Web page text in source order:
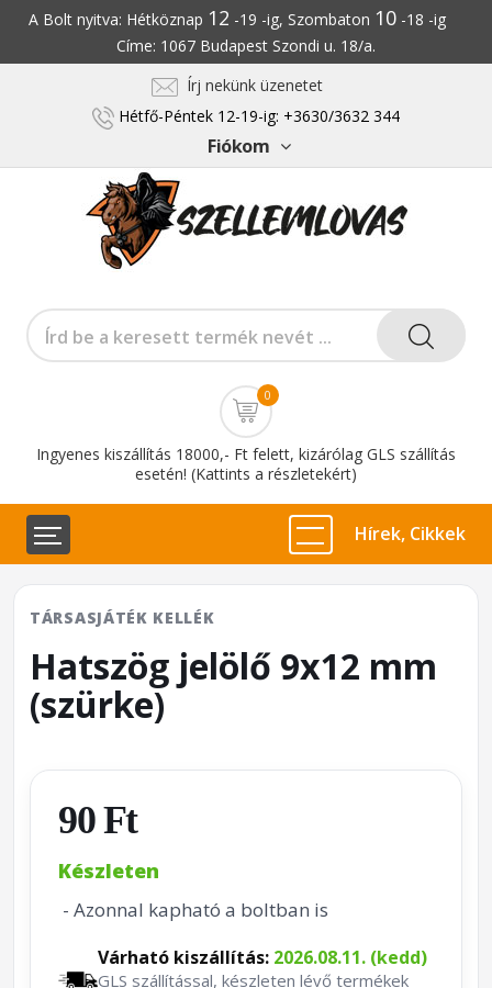
A Bolt nyitva: Hétköznap 12 -19 -ig, Szombaton 10-18 -ig
Címe: 1067 Budapest Szondi u. 18/a.
Írj nekünk üzenetet
Hétfő-Péntek 12-19-ig: +3630/3632 344
Fiókom
0
Ingyenes kiszállítás 18000,- Ft felett, kizárólag GLS szállítás
esetén! (Kattints a részletekért)
Hírek, Cikkek
TÁRSASJÁTÉK KELLÉK
Hatszög jelölő 9x12 mm
(szürke)
90 Ft
Készleten
- Azonnal kapható a boltban is
Várható kiszállítás: 2026.08.11. (kedd)
GLS szállítással, készleten lévő termékek